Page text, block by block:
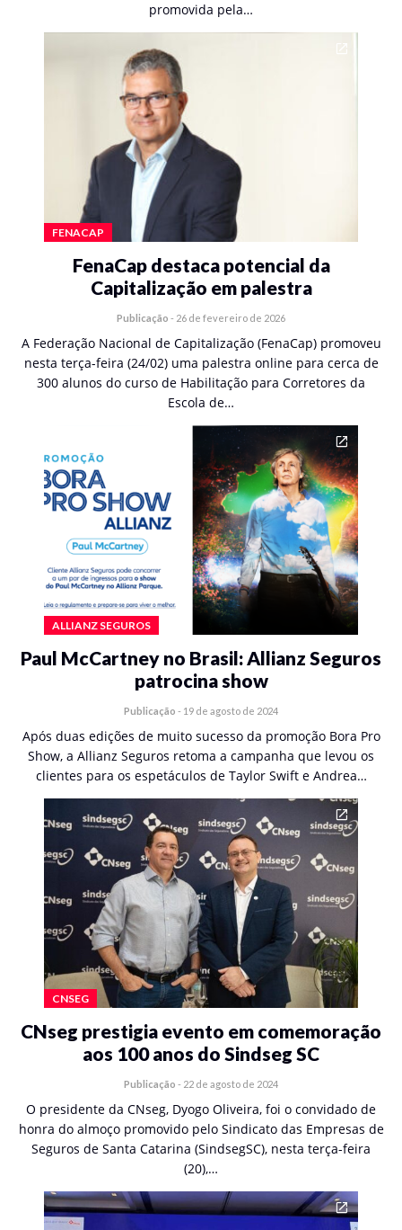
promovida pela…
FENACAP
FenaCap destaca potencial da
Capitalização em palestra
Publicação - 26 de fevereiro de 2026
A Federação Nacional de Capitalização (FenaCap) promoveu
nesta terça-feira (24/02) uma palestra online para cerca de
300 alunos do curso de Habilitação para Corretores da
Escola de…
ALLIANZ SEGUROS
Paul McCartney no Brasil: Allianz Seguros
patrocina show
Publicação - 19 de agosto de 2024
Após duas edições de muito sucesso da promoção Bora Pro
Show, a Allianz Seguros retoma a campanha que levou os
clientes para os espetáculos de Taylor Swift e Andrea…
CNSEG
CNseg prestigia evento em comemoração
aos 100 anos do Sindseg SC
Publicação - 22 de agosto de 2024
O presidente da CNseg, Dyogo Oliveira, foi o convidado de
honra do almoço promovido pelo Sindicato das Empresas de
Seguros de Santa Catarina (SindsegSC), nesta terça-feira
(20),…